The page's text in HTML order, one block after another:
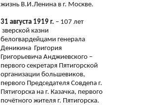
жизнь В.И.Ленина в г. Москве.
31 августа 1919 г. – 107 лет
зверской казни
белогвардейцами генерала
Деникина Григория
Григорьевича Анджиевского –
первого секретаря Пятигорской
организации большевиков,
первого Председателя Совдепа г.
Пятигорска на г. Казачка, первого
почётного жителя г. Пятигорска.